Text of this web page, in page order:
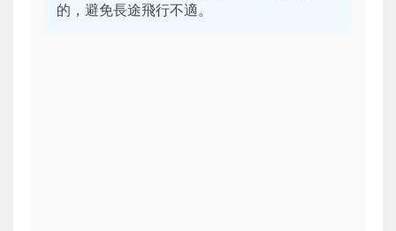
的，避免長途飛行不適。